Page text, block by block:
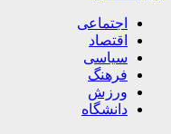
اجتماعی
اقتصاد
سیاسی
فرهنگ
ورزش
دانشگاه